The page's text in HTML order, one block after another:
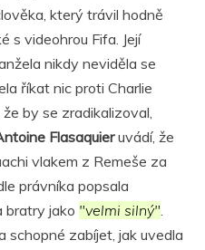
který trávil hodně
s videohrou Fifa. Její
nikdy neviděla se
říkat nic proti Charlie
by se zradikalizoval,
Flasaquieruvádí, že
vlakem z Remeše za
právníka popsala
bratry jako "velmi silný"
schopné zabíjet, jak uvedla